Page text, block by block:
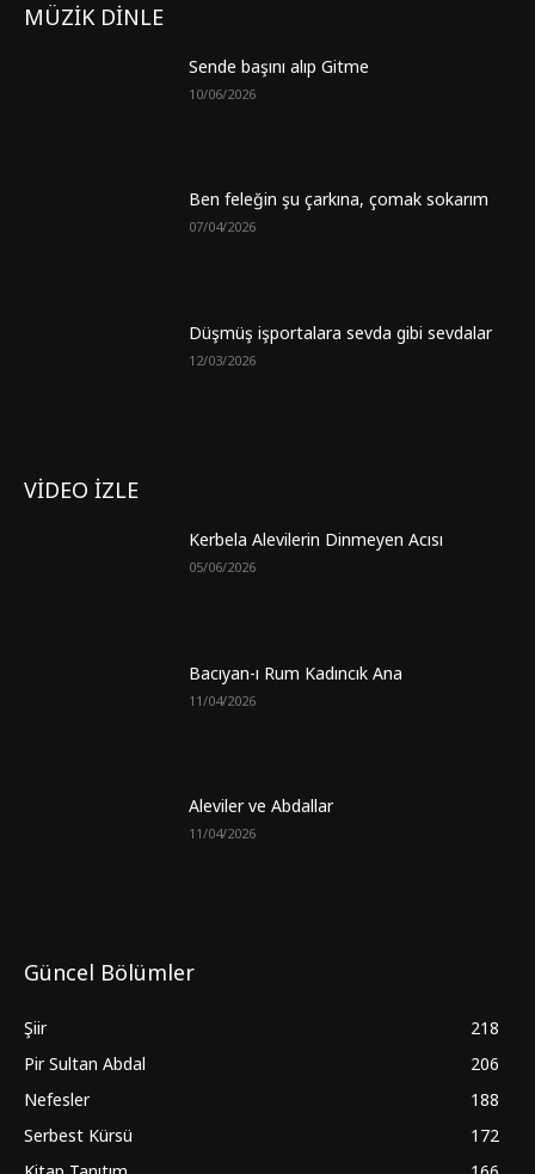
MÜZİK DİNLE
Sende başını alıp Gitme
10/06/2026
Ben feleğin şu çarkına, çomak sokarım
07/04/2026
Düşmüş işportalara sevda gibi sevdalar
12/03/2026
VİDEO İZLE
Kerbela Alevilerin Dinmeyen Acısı
05/06/2026
Bacıyan-ı Rum Kadıncık Ana
11/04/2026
Aleviler ve Abdallar
11/04/2026
Güncel Bölümler
Şiir
218
Pir Sultan Abdal
206
Nefesler
188
Serbest Kürsü
172